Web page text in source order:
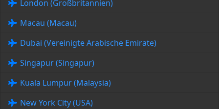
London (Großbritannien)
Macau (Macau)
Dubai (Vereinigte Arabische Emirate)
Singapur (Singapur)
Kuala Lumpur (Malaysia)
New York City (USA)